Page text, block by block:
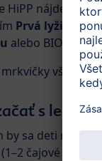
HiPP nájdete
Prvá lyžička.
alebo BIO Prvú
mrkvičky
s
by sa deti mali
čajové